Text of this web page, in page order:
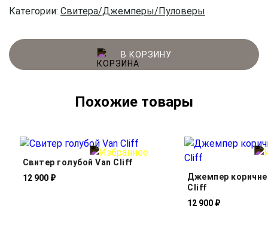
Категории: Свитера/Джемперы/Пуловеры
В КОРЗИНУ
Похожие товары
Свитер голубой Van Cliff
12 900 ₽
Джемпер
Cliff
12 900 ₽